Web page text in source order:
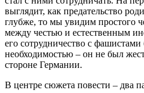
выглядит, как предательство
глубже, то мы увидим простого
между честью и естественным
его сотрудничество с
необходимостью – он не был
стороне Германии.
В центре сюжета повести – два